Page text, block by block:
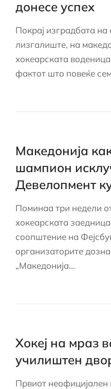
донесе успех
Покрај изградбата на
лизгалиште, на
хокеарската
фактот што повеќе
Македонија
шампион
Девелопмент
Поминаа три недели
хокеарската
соопштение на
организаторите
„Македонија…
Хокеј на мраз
училиштен
Првиот неофицијален